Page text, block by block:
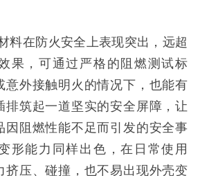
料在防火安全上表现突出，远超
果，可通过严格的阻燃测试标
意外接触明火的情况下，也能有
排筑起一道坚实的安全屏障，让
因阻燃性能不足而引发的安全事
形能力同样出色，在日常使用
挤压、碰撞，也不易出现外壳变